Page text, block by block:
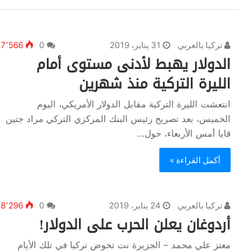
تركيا بالعربي 31 يناير، 2019 7٬566
الدولار يهبط لأدنى مستوى أمام
الليرة التركية منذ شهرين
انتعشت الليرة التركية مقابل الدولار الأمريكي، اليوم
الخميس، بعد تصريح رئيس البنك المركزي التركي مراد جتين
قايا أمس الأربعاء، حول…
أكمل القراءة »
تركيا بالعربي 24 يناير، 2019 8٬296
أردوغان يعلن الحرب على الدولار!
معتز علي محمد – الجزيرة نت تخوض تركيا في تلك الأيام